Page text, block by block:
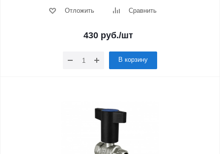
Отложить Сравнить
430 руб./шт
В корзину